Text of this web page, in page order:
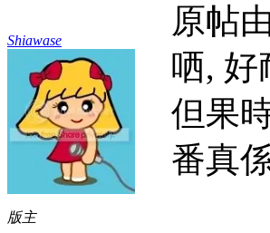
Shiawase
版主
原帖
哂, 好
但果
番真